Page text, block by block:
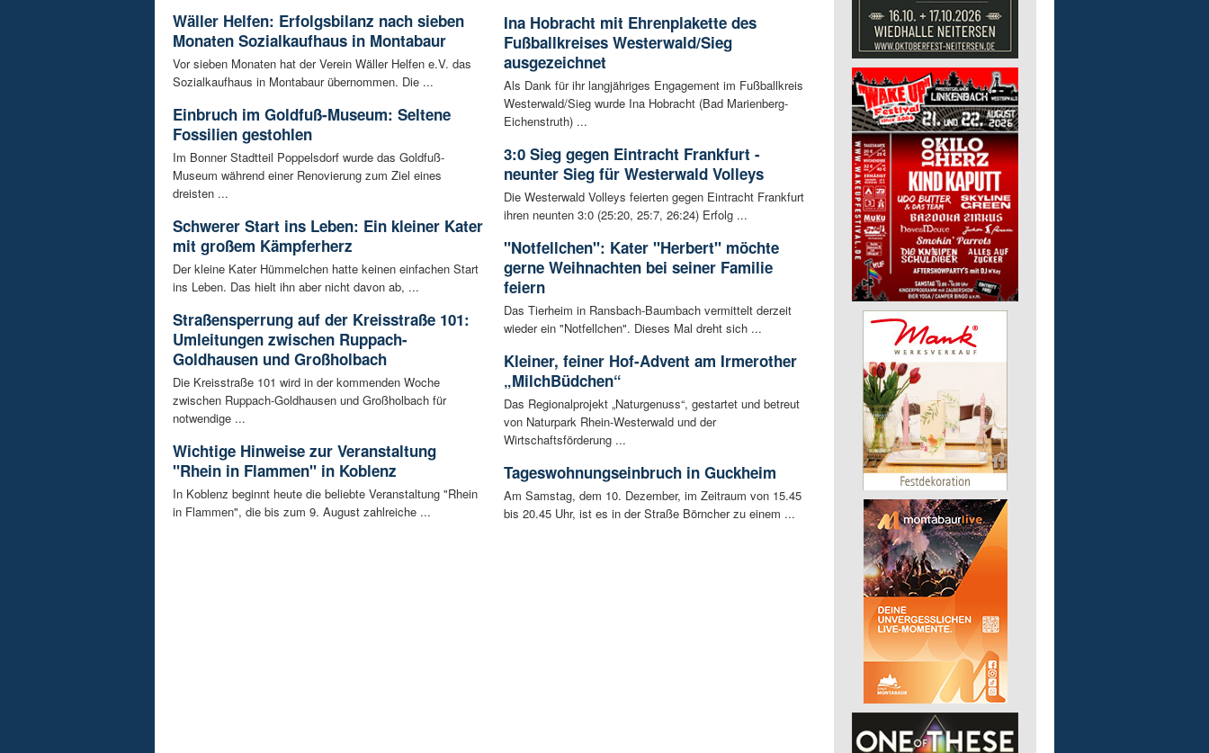
Wäller Helfen: Erfolgsbilanz nach sieben
Monaten Sozialkaufhaus in Montabaur
Vor sieben Monaten hat der Verein Wäller Helfen e.V. das
Sozialkaufhaus in Montabaur übernommen. Die ...
Einbruch im Goldfuß-Museum: Seltene
Fossilien gestohlen
Im Bonner Stadtteil Poppelsdorf wurde das Goldfuß-
Museum während einer Renovierung zum Ziel eines
dreisten ...
Schwerer Start ins Leben: Ein kleiner Kater
mit großem Kämpferherz
Der kleine Kater Hümmelchen hatte keinen einfachen Start
ins Leben. Das hielt ihn aber nicht davon ab, ...
Straßensperrung auf der Kreisstraße 101:
Umleitungen zwischen Ruppach-
Goldhausen und Großholbach
Die Kreisstraße 101 wird in der kommenden Woche
zwischen Ruppach-Goldhausen und Großholbach für
notwendige ...
Wichtige Hinweise zur Veranstaltung
"Rhein in Flammen" in Koblenz
In Koblenz beginnt heute die beliebte Veranstaltung "Rhein
in Flammen", die bis zum 9. August zahlreiche ...
Ina Hobracht mit Ehrenplakette des
Fußballkreises Westerwald/Sieg
ausgezeichnet
Als Dank für ihr langjähriges Engagement im Fußballkreis
Westerwald/Sieg wurde Ina Hobracht (Bad Marienberg-
Eichenstruth) ...
3:0 Sieg gegen Eintracht Frankfurt -
neunter Sieg für Westerwald Volleys
Die Westerwald Volleys feierten gegen Eintracht Frankfurt
ihren neunten 3:0 (25:20, 25:7, 26:24) Erfolg ...
"Notfellchen": Kater "Herbert" möchte
gerne Weihnachten bei seiner Familie
feiern
Das Tierheim in Ransbach-Baumbach vermittelt derzeit
wieder ein "Notfellchen". Dieses Mal dreht sich ...
Kleiner, feiner Hof-Advent am Irmerother
„MilchBüdchen“
Das Regionalprojekt „Naturgenuss“, gestartet und betreut
von Naturpark Rhein-Westerwald und der
Wirtschaftsförderung ...
Tageswohnungseinbruch in Guckheim
Am Samstag, dem 10. Dezember, im Zeitraum von 15.45
bis 20.45 Uhr, ist es in der Straße Börncher zu einem ...